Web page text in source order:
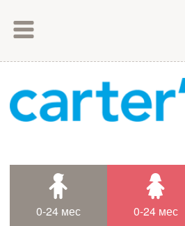
Как оплатить
Доставка товара
Контакты
0-24 мес 0-24 мес